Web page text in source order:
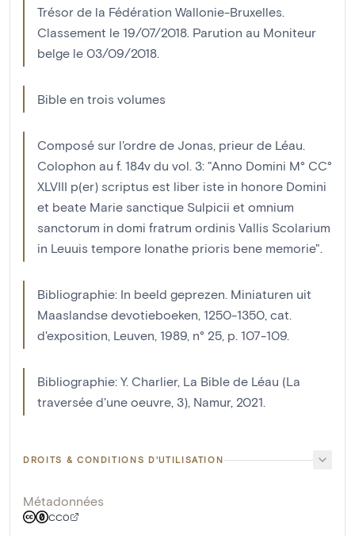
Trésor de la Fédération Wallonie-Bruxelles.
Classement le 19/07/2018. Parution au Moniteur
belge le 03/09/2018.
Bible en trois volumes
Composé sur l'ordre de Jonas, prieur de Léau.
Colophon au f. 184v du vol. 3: "Anno Domini M° CC°
XLVIII p(er) scriptus est liber iste in honore Domini
et beate Marie sanctique Sulpicii et omnium
sanctorum in domi fratrum ordinis Vallis Scolarium
in Leuuis tempore Ionathe prioris bene memorie".
Bibliographie: In beeld geprezen. Miniaturen uit
Maaslandse devotieboeken, 1250-1350, cat.
d'exposition, Leuven, 1989, n° 25, p. 107-109.
Bibliographie: Y. Charlier, La Bible de Léau (La
traversée d'une oeuvre, 3), Namur, 2021.
DROITS & CONDITIONS D'UTILISATION
Métadonnées
CC0